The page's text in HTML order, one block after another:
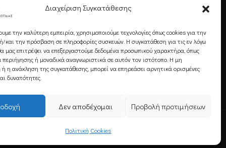
Διαχείριση Συγκατάθεσης
την καλύτερη εμπειρία, χρησιμοποιούμε τεχνολογίες όπως cookies για την
και την πρόσβαση σε πληροφορίες συσκευών. Η συγκατάθεση για τις εν λόγω
μας επιτρέψει να επεξεργαστούμε δεδομένα προσωπικού χαρακτήρα, όπως
ή μοναδικά αναγνωριστικά σε αυτόν τον ιστότοπο. Η μη
η ανάκληση της συγκατάθεσης, μπορεί να επηρεάσει αρνητικά ορισμένες
δυνατότητες.
Δεν αποδέχομαι Προβολή προτιμήσεων
Πολιτική Cookies
Εγγραφή